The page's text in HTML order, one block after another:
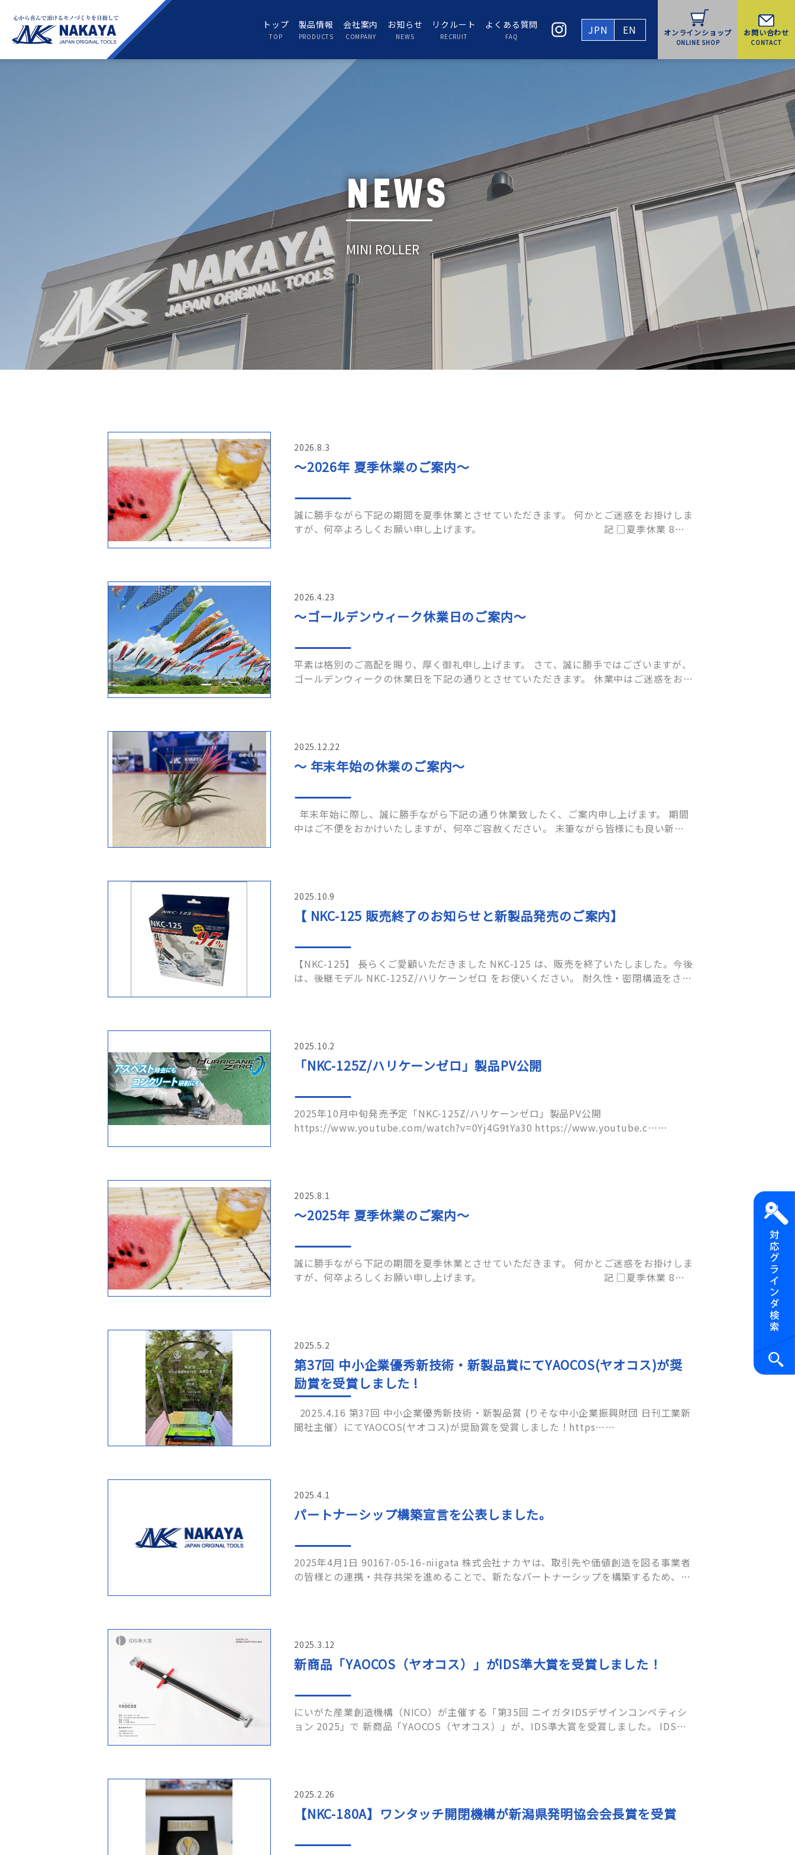
トップ
TOP
製品情報
PRODUCTS
会社案内
COMPANY
お知らせ
NEWS
リクルート
RECRUIT
よくある質問
FAQ JPN EN オンラインショップ
ONLINE SHOP
お問い合わせ
CONTACT
NEWS
MINI ROLLER
2026.8.3
～2026年 夏季休業のご案内～
誠に勝手ながら下記の期間を夏季休業とさせていただきます。 何かとご迷惑をお掛けしま
すが、何卒よろしくお願い申し上げます。 記 □夏季休業 8月8
2026.4.23
～ゴールデンウィーク休業日のご案内～
平素は格別のご高配を賜り、厚く御礼申し上げます。 さて、誠に勝手ではございますが、
ゴールデンウィークの休業日を下記の通りとさせていただきます。 休業中はご迷惑をお掛
2025.12.22
～ 年末年始の休業のご案内～
中はご不便をおかけいたしますが、何卒ご容赦ください。 末筆ながら皆様にも良い新年
2025.10.9
【 NKC-125 販売終了のお知らせと新製品発売のご案内】
【NKC-125】 長らくご愛顧いただきました NKC-125 は、販売を終了いたしました。今後
は、後継モデル NKC-125Z/ハリケーンゼロ をお使いください。 耐久性・密閉構造をさら
2025.10.2
「NKC-125Z/ハリケーンゼロ」製品PV公開
2025年10月中旬発売予定「NKC-125Z/ハリケーンゼロ」製品PV公開
https://www.youtube.com/watch?v=0Yj4G9tYa30 https://www.youtube.c……
2025.8.1
～2025年 夏季休業のご案内～
誠に勝手ながら下記の期間を夏季休業とさせていただきます。 何かとご迷惑をお掛けしま
すが、何卒よろしくお願い申し上げます。 記 □夏季休業 8月9
2025.5.2
第37回 中小企業優秀新技術・新製品賞にてYAOCOS(ヤオコス)が奨
励賞を受賞しました !
聞社主催）にてYAOCOS(ヤオコス)が奨励賞を受賞しました ! https……
2025.4.1
パートナーシップ構築宣言を公表しました。
2025年4月1日 90167-05-16-niigata 株式会社ナカヤは、取引先や価値創造を図る事業者
の皆様との連携・共存共栄を進めることで、新たなパートナーシップを構築するため、
2025.3.12
新商品「YAOCOS（ヤオコス）」がIDS準大賞を受賞しました！
にいがた産業創造機構（NICO）が主催する「第35回 ニイガタIDSデザインコンペティシ
ョン 2025」で 新商品「YAOCOS（ヤオコス）」が、IDS準大賞を受賞しました。 IDSと
2025.2.26
【NKC-180A】ワンタッチ開閉機構が新潟県発明協会会長賞を受賞